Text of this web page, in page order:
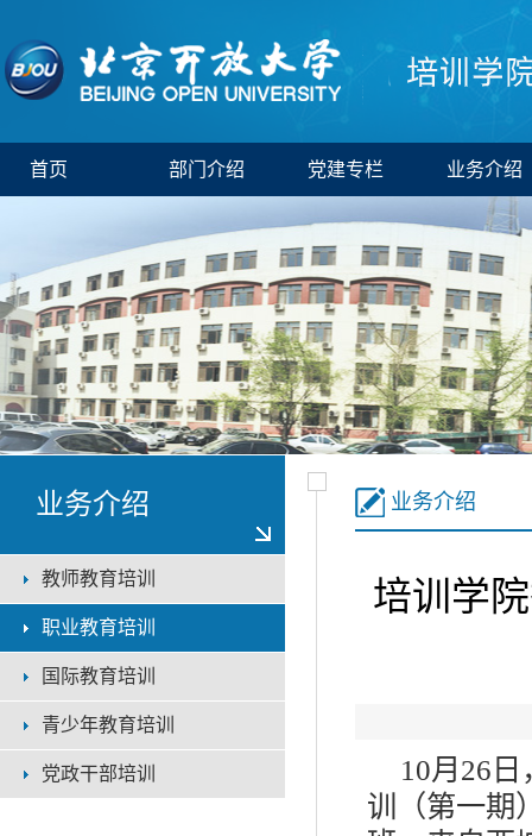
首页 部门介绍 党建专栏 业务介绍
业务介绍
教师教育培训
职业教育培训
国际教育培训
青少年教育培训
党政干部培训
业务介绍
培训学
10月26
训（第一期